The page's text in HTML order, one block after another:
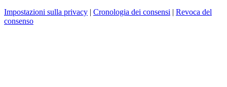
Impostazioni sulla privacy | Cronologia dei consensi | Revoca del
consenso